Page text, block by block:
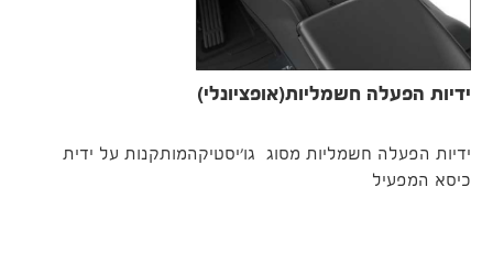
ידיות הפעלה חשמליות(אופציונלי)
ידיות הפעלה חשמליות מסוג גו'יסטיקהמותקנות על ידית
כיסא המפעיל